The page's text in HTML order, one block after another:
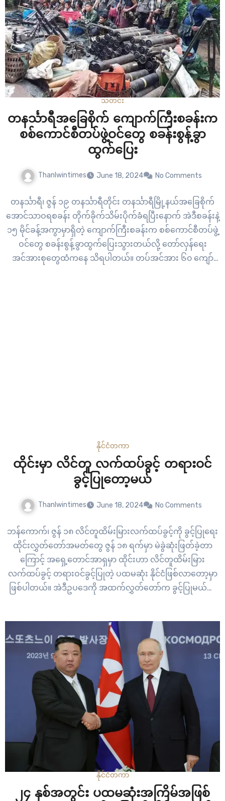
သတင်း
တနင်္သာရီအခြေစိုက် ကျောက်ကြီးစခန်းက
စစ်ကောင်စီတပ်ဖွဲ့ဝင်တွေ စခန်းစွန့်ခွာ
ထွက်ပြေး
Thanlwintimes June 18, 2024 No Comments
တနင်္သာရီ၊ ဇွန် ၁၉ တနင်္သာရီတိုင်း တနင်္သာရီမြို့နယ်အခြေစိုက်
အောင်သာဝရစခန်း တိုက်ခိုက်သိမ်းပိုက်ခံရပြီးနောက် အဲဒီစခန်းနဲ့
၁၅ မိုင်ခန့်အကွာမှာရှိတဲ့ ကျောက်ကြီးစခန်းက စစ်ကောင်စီတပ်ဖွဲ့
ဝင်တွေ စခန်းစွန့်ခွာထွက်ပြေးသွားတယ်လို့ တော်လှန်ရေး
အင်အားစုတွေထံကနေ သိရပါတယ်။ တပ်အင်အား ၆၀ ကျော်
နိုင်ငံတကာ
ထိုင်းမှာ လိင်တူ လက်ထပ်ခွင့် တရားဝင်
ခွင့်ပြုတော့မယ်
Thanlwintimes June 18, 2024 No Comments
ဘန်ကောက်၊ ဇွန် ၁၈ လိင်တူထိမ်းမြားလက်ထပ်ခွင့်ကို ခွင့်ပြုရေး
ထိုင်းလွှတ်တော်အမတ်တွေ ဇွန် ၁၈ ရက်မှာ မဲခွဲဆုံးဖြတ်ခဲ့တာ
ကြောင့် အရှေ့တောင်အာရှမှာ ထိုင်းဟာ လိင်တူထိမ်းမြား
လက်ထပ်ခွင့် တရားဝင်ခွင့်ပြုတဲ့ ပထမဆုံး နိုင်ငံဖြစ်လာတော့မှာ
ဖြစ်ပါတယ်။ အဲဒီဥပဒေကို အထက်လွှတ်တော်က ခွင့်ပြုမယ်လို့
နိုင်ငံတကာ
၂၄ နှစ်အတွင်း ပထမဆုံးအကြိမ်အဖြစ်